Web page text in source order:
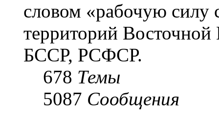
словом «рабочую силу
территорий
БССР, РСФСР.
678 Темы
5087 Сообщения